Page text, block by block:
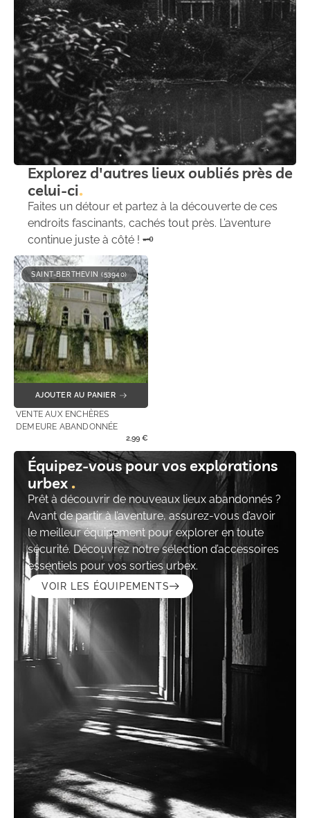
Explorez d'autres lieux oubliés près de
celui-ci
Faites un détour et partez à la découverte de ces
endroits fascinants, cachés tout près. L’aventure
continue juste à côté ! 🗝️
SAINT-BERTHEVIN (53940)
AJOUTER AU PANIER
VENTE AUX ENCHÈRES
DEMEURE ABANDONNÉE
2,99 €
Équipez-vous pour vos explorations
urbex
Prêt à découvrir de nouveaux lieux abandonnés ?
Avant de partir à l’aventure, assurez-vous d’avoir
le meilleur équipement pour explorer en toute
sécurité. Découvrez notre sélection d’accessoires
essentiels pour vos sorties urbex.
VOIR LES ÉQUIPEMENTS